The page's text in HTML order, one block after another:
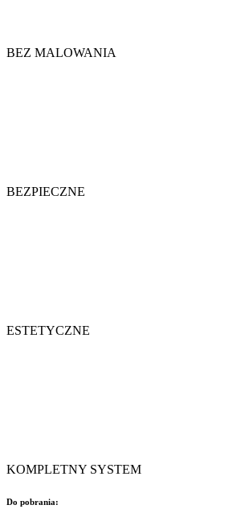
BEZ MALOWANIA
BEZPIECZNE
ESTETYCZNE
KOMPLETNY SYSTEM
Do pobrania: